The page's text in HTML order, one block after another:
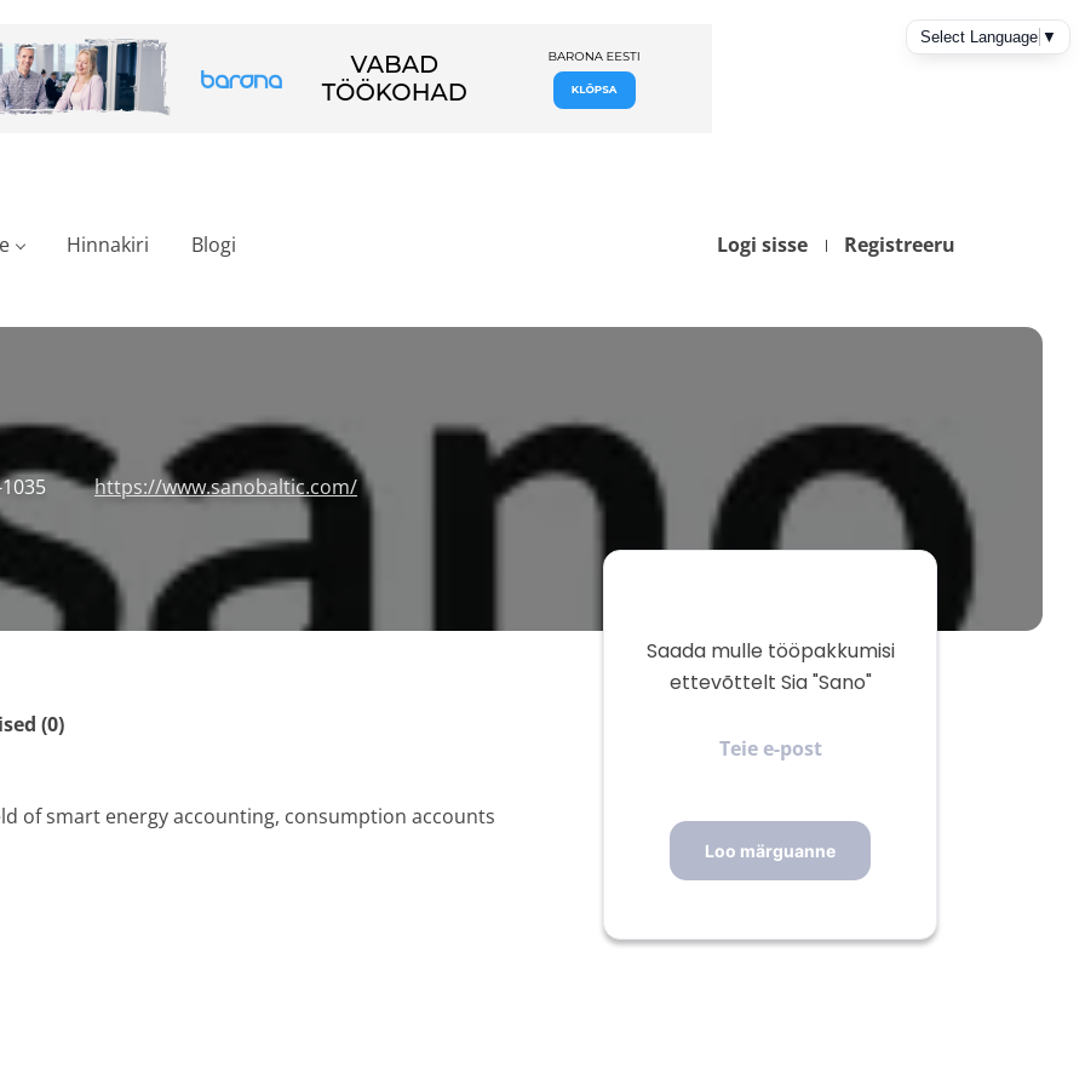
Logi sisse Registreeru
Hinnakiri Blogi
https://www.sanobaltic.com/
(0)
of smart energy accounting, consumption accounts
Saada mulle tööpakkumisi
ettevõttelt Sia "Sano"